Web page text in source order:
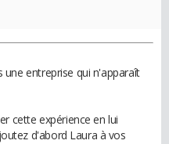
une entreprise qui n'apparaît
cette expérience en lui
d'abord Laura à vos